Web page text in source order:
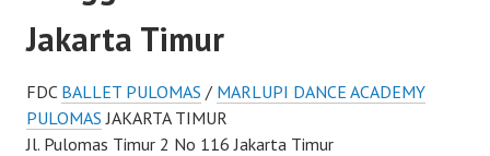
Jakarta Timur
FDC BALLET PULOMAS / MARLUPI DANCE ACADEMY
PULOMAS JAKARTA TIMUR
Jl. Pulomas Timur 2 No 116 Jakarta Timur